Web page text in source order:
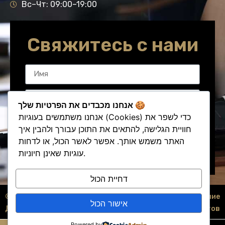
format_underlined Underline links
font_download Mark links
Reset
all
cached
Вс–Чт: 09:00–19:00
Свяжитесь с нами
Отправить обращение
© Все права защищены — адвокат
Давид Сол
Создание
сайтов
אנחנו מכבדים את הפרטיות שלך 🍪
אנחנו משתמשים בעוגיות (Cookies) כדי לשפר את
חוויית הגלישה, להתאים את התוכן עבורך ולהבין איך
האתר משמש אותך. אפשר לאשר הכול, או לדחות
עוגיות שאינן חיוניות.
דחיית הכול
אישור הכול